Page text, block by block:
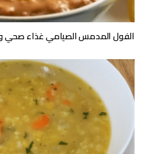
الفول المدمس الصيامي غذاء